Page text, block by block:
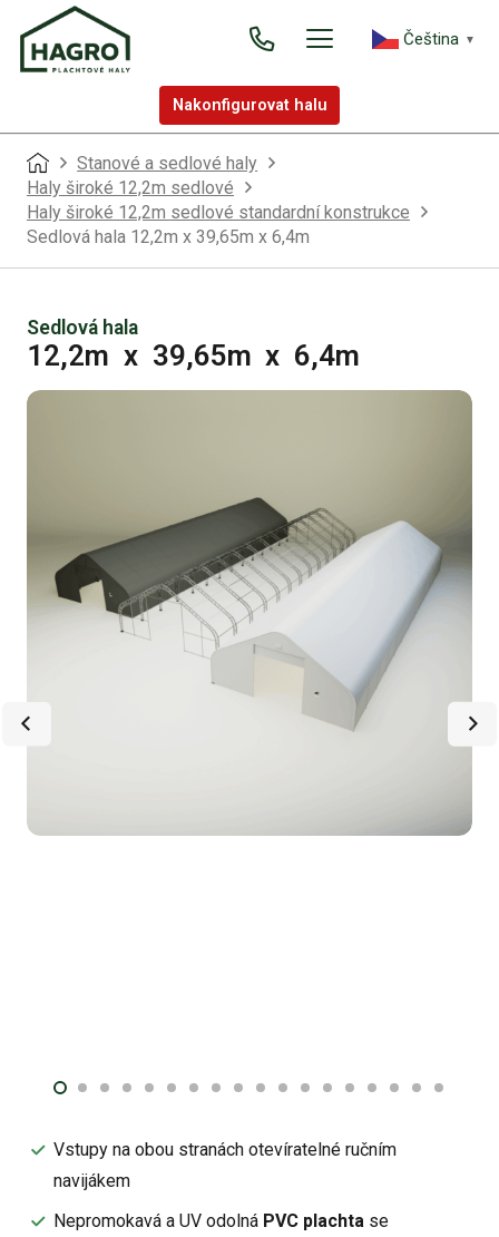
Čeština‎ ▼
Nakonfigurovat halu
Stanové a sedlové haly
Haly široké 12,2m sedlové
Haly široké 12,2m sedlové standardní konstrukce
Sedlová hala 12,2m x 39,65m x 6,4m
Sedlová hala
12,2m x 39,65m x 6,4m
Vstupy na obou stranách otevíratelné ručním
navijákem
Nepromokavá a UV odolná PVC plachta se